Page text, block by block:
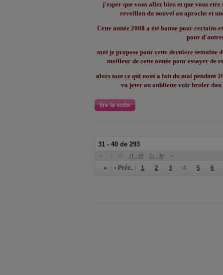
j'esper que vous allez bien et que vous etez
reveillon du nouvel an aproche et
Cette année 2008 a été bonne pour certains
pour
moi je propose pour cette derniere semaine
meilleur de cette année pour essayer de
alors tout ce qui nous a fait du mal pendant
va jeter au oubliette voir bruler dan
lire la suite
31 - 40 de 293
« 1 - 10 11 - 20 21 - 30 »
« ‹ Préc. 1 2 3 4 5 6